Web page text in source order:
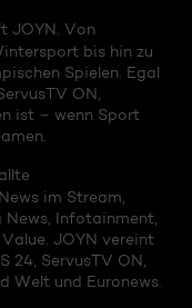
JOYN. Von
bis hin zu
Spielen. Egal
ON,
ist – wenn Sport
im Stream,
Infotainment,
JOYN vereint
24, ServusTV ON,
Welt und Euronews.